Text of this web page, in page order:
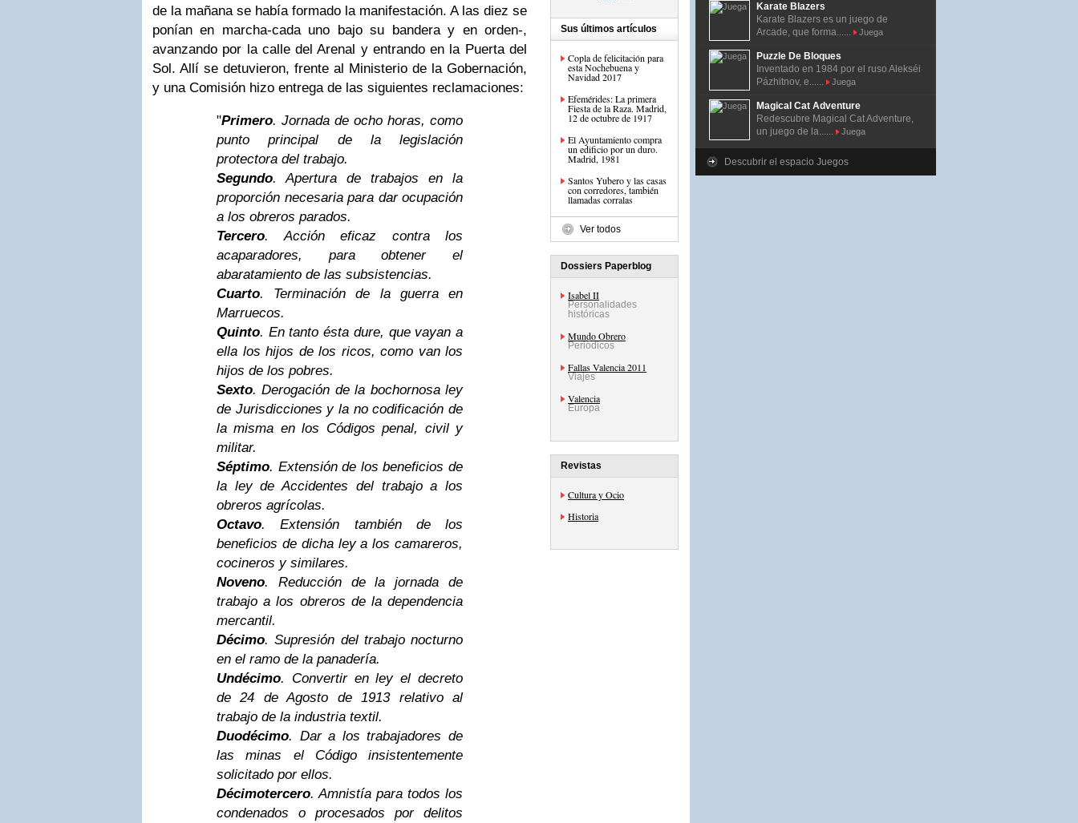
de la mañana se había formado la manifestación. A las diez se
ponían en marcha-cada uno bajo su bandera y en orden-,
avanzando por la calle del Arenal y entrando en la Puerta del
Sol. Allí se detuvieron, frente al Ministerio de la Gobernación,
y una Comisión hizo entrega de las siguientes reclamaciones:
"Primero. Jornada de ocho horas, como
punto principal de la legislación
protectora del trabajo.
Segundo. Apertura de trabajos en la
proporción necesaria para dar ocupación
a los obreros parados.
Tercero. Acción eficaz contra los
acaparadores, para obtener el
abaratamiento de las subsistencias.
Cuarto. Terminación de la guerra en
Marruecos.
Quinto. En tanto ésta dure, que vayan a
ella los hijos de los ricos, como van los
hijos de los pobres.
Sexto. Derogación de la bochornosa ley
de Jurisdicciones y la no codificación de
la misma en los Códigos penal, civil y
militar.
Séptimo. Extensión de los beneficios de
la ley de Accidentes del trabajo a los
obreros agrícolas.
Octavo. Extensión también de los
beneficios de dicha ley a los camareros,
cocineros y similares.
Noveno. Reducción de la jornada de
trabajo a los obreros de la dependencia
mercantil.
Décimo. Supresión del trabajo nocturno
en el ramo de la panadería.
Undécimo. Convertir en ley el decreto
de 24 de Agosto de 1913 relativo al
trabajo de la industria textil.
Duodécimo. Dar a los trabajadores de
las minas el Código insistentemente
solicitado por ellos.
Décimotercero. Amnistía para todos los
condenados o procesados por delitos
Sus últimos artículos
Copla de felicitación para
esta Nochebuena y
Navidad 2017
Efemérides: La primera
Fiesta de la Raza. Madrid,
12 de octubre de 1917
El Ayuntamiento compra
un edificio por un duro.
Madrid, 1981
Santos Yubero y las casas
con corredores, también
llamadas corralas
Ver todos
Dossiers Paperblog
Isabel II
Personalidades
históricas
Mundo Obrero
Periódicos
Fallas Valencia 2011
Viajes
Valencia
Europa
Revistas
Cultura y Ocio
Historia
Karate Blazers
Karate Blazers es un juego de
Arcade, que forma......
Juega
Puzzle De Bloques
Inventado en 1984 por el ruso Alekséi
Pázhitnov, e......
Juega
Magical Cat Adventure
Redescubre Magical Cat Adventure,
un juego de la......
Juega
Descubrir el espacio Juegos